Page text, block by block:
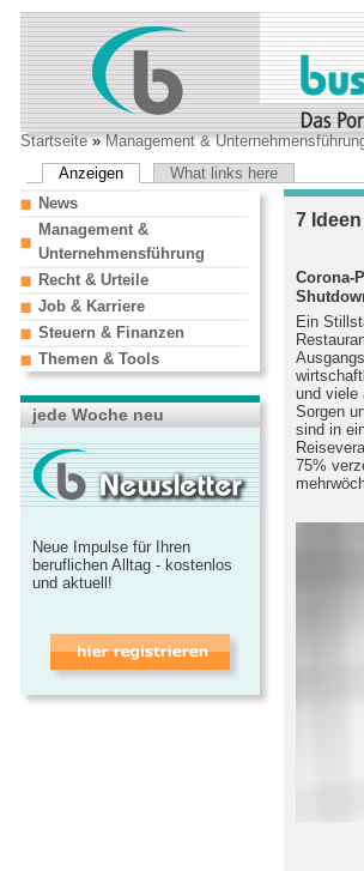
Startseite»Management &
Anzeigen
What links here
7
Corona-
Ein
und viele
Sorgen
sind in
75%
News
Management &
Unternehmensführung
Recht & Urteile
Job & Karriere
Steuern & Finanzen
Themen & Tools
jede Woche neu
Neue Impulse für Ihren
beruflichen Alltag - kostenlos
und aktuell!